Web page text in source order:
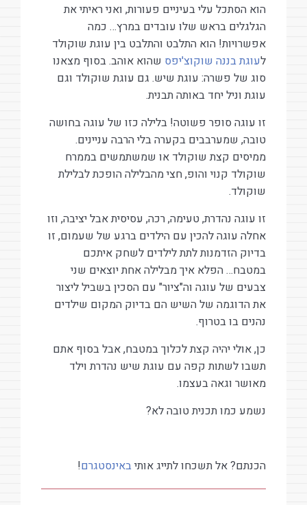
הוא הסתכל עלי בעיניים פעורות, ואני ראיתי את
הגלגלים בראש שלו עובדים במרץ… כמה
אפשרויות! הוא התלבט והתלבט בין עוגת שוקולד
לעוגת בננה שוקוצ'יפס שהוא אוהב. בסוף מצאנו
סוג של פשרה: עוגת שיש. גם עוגת שוקולד וגם
עוגת וניל יחד באותה תבנית.
זו עוגה סופר פשוטה! בלילה כזו של עוגה בחושה
טובה, שמערבבים בקערה בלי הרבה עניינים.
ממיסים קצת שוקולד או שמשתמשים בממרח
שוקולד קנוי והופ, חצי מהבלילה הופכת לבלילת
שוקולד.
זו עוגה נהדרת, טעימה, רכה, עסיסית אבל יציבה, וזו
אחלה עוגה להכין עם הילדים ברגע של שעמום, זו
בדיוק הזדמנות לתת לילדים לשחק איתכם
במטבח… הפלא איך מבלילה אחת יוצאים שני
צבעים של עוגה וה"ציור" עם הסכין בשביל ליצור
את הדוגמה של השיש הם בדיוק המקום שילדים
נהנים בו בטרוף.
כן, אולי יהיה קצת לכלוך במטבח, אבל בסוף אתם
תשבו לשתות קפה עם עוגת שיש נהדרת וילד
מאושר וגאה בעצמו.
נשמע כמו תכנית טובה לא?
הכנתם? אל תשכחו לתייג אותיבאינסטגרם!